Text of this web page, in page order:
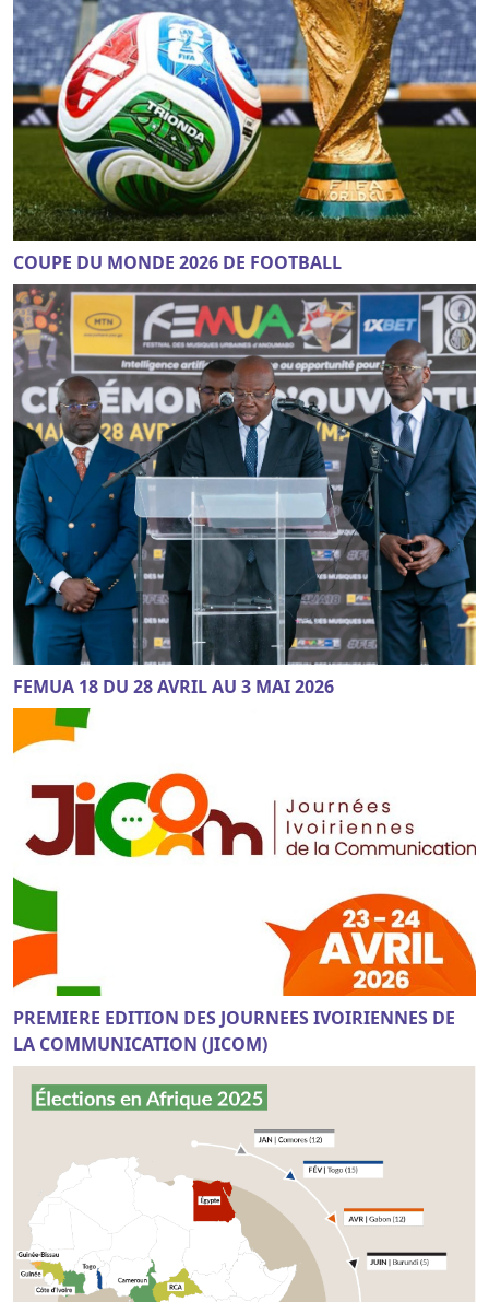
COUPE DU MONDE 2026 DE FOOTBALL
FEMUA 18 DU 28 AVRIL AU 3 MAI 2026
PREMIERE EDITION DES JOURNEES IVOIRIENNES DE
LA COMMUNICATION (JICOM)